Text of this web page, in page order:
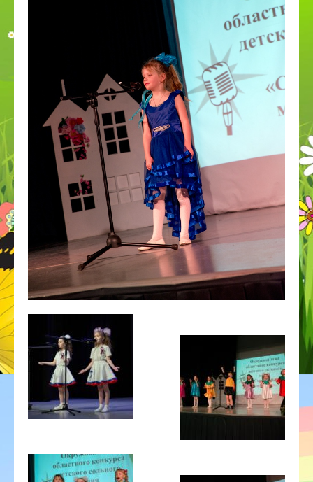
Дополнительное образование
Организация питания в СП
Наставничество
Космос
День эколят
ГОД ДОШКОЛЬНОГО ОБРАЗОВАНИЯ
ГО ЧС